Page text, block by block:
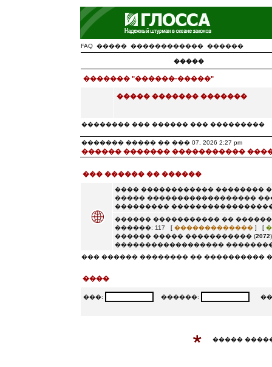
FAQ ����� ������������ ������
�����
������� "������-�����"
����� ������� �������
�������� ��� ������ ��� ���������
������� ����� �� ��� 07, 2026 2:27 pm
������ ������� �����������
��� ������ �� ������
���� ������������ ��������
����� ������������������
���������
������ ����������� ��
������: 117 [ �������������] [
������ ����� ����������� (2072
������������������
��� ������ �������� �� ����������
����
���: ������:
�����